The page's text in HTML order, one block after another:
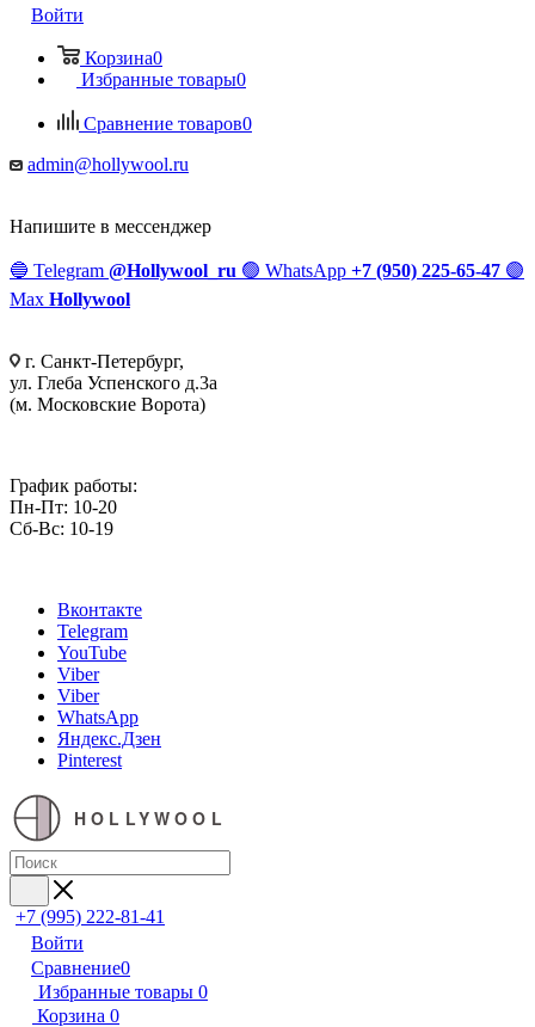
Войти
Корзина0
Избранные товары0
Сравнение товаров0
admin@hollywool.ru
Напишите в мессенджер
🔵 Telegram @Hollywool_ru 🟢 WhatsApp +7 (950) 225-65-47 🟣
Max Hollywool
г. Санкт-Петербург,
ул. Глеба Успенского д.3а
(м. Московские Ворота)
График работы:
Пн-Пт: 10-20
Сб-Вс: 10-19
Вконтакте
Telegram
YouTube
Viber
Viber
WhatsApp
Яндекс.Дзен
Pinterest
HOLLYWOOL
+7 (995) 222-81-41
Войти
Сравнение0
Избранные товары 0
Корзина 0